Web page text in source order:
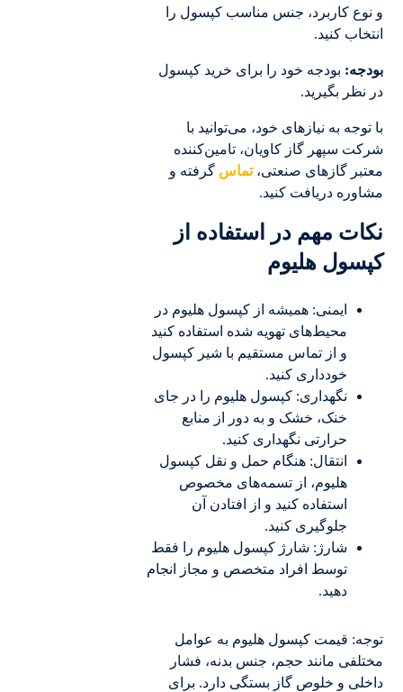
و نوع کاربرد، جنس مناسب کپسول را
انتخاب کنید.
بودجه: بودجه خود را برای خرید کپسول
در نظر بگیرید.
با توجه به نیازهای خود، می‌توانید با
شرکت سپهر گاز کاویان، تامین‌کننده
معتبر گازهای صنعتی،تماس گرفته و
مشاوره دریافت کنید.
نکات مهم در استفاده از
کپسول هلیوم
ایمنی: همیشه از کپسول هلیوم در
محیط‌های تهویه شده استفاده کنید
و از تماس مستقیم با شیر کپسول
خودداری کنید.
نگهداری: کپسول هلیوم را در جای
خنک، خشک و به دور از منابع
حرارتی نگهداری کنید.
انتقال: هنگام حمل و نقل کپسول
هلیوم، از تسمه‌های مخصوص
استفاده کنید و از افتادن آن
جلوگیری کنید.
شارژ: شارژ کپسول هلیوم را فقط
توسط افراد متخصص و مجاز انجام
دهید.
توجه: قیمت کپسول هلیوم به عوامل
مختلفی مانند حجم، جنس بدنه، فشار
داخلی و خلوص گاز بستگی دارد. برای